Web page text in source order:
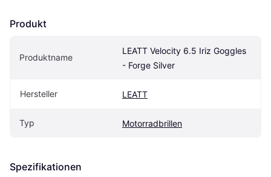
Produkt
Produktname
LEATT Velocity 6.5 Iriz Goggles
- Forge Silver
Hersteller LEATT
Typ Motorradbrillen
Spezifikationen